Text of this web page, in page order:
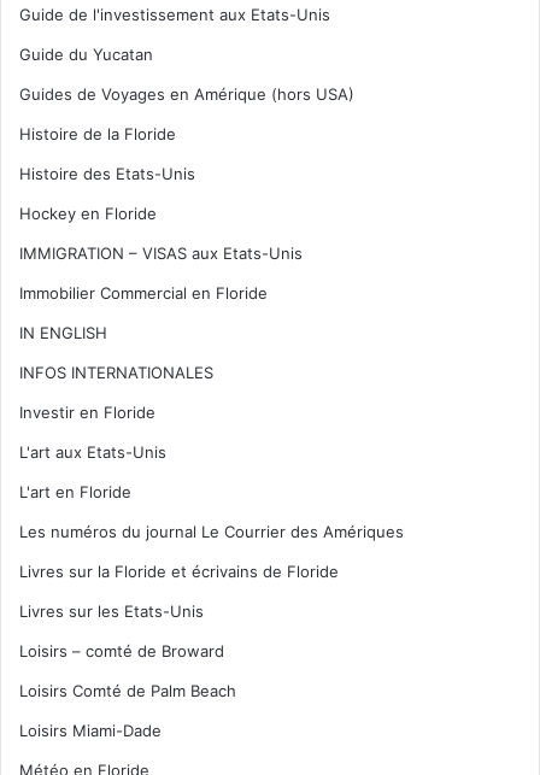
Guide de l'investissement aux Etats-Unis
Guide du Yucatan
Guides de Voyages en Amérique (hors USA)
Histoire de la Floride
Histoire des Etats-Unis
Hockey en Floride
IMMIGRATION – VISAS aux Etats-Unis
Immobilier Commercial en Floride
IN ENGLISH
INFOS INTERNATIONALES
Investir en Floride
L'art aux Etats-Unis
L'art en Floride
Les numéros du journal Le Courrier des Amériques
Livres sur la Floride et écrivains de Floride
Livres sur les Etats-Unis
Loisirs – comté de Broward
Loisirs Comté de Palm Beach
Loisirs Miami-Dade
Météo en Floride